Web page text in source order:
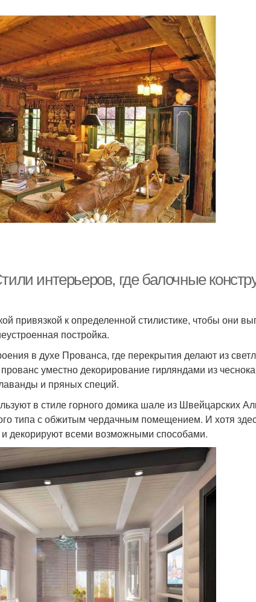
интерьеров, где балочные
привязкой к определенной стилистике, чтобы они
постройка.
в духе Прованса, где перекрытия делают из
уместно декорирование гирляндами из
и пряных специй.
в стиле горного домика шале из Швейцарских
типа с обжитым чердачным помещением. И хотя
декорируют всеми возможными способами.